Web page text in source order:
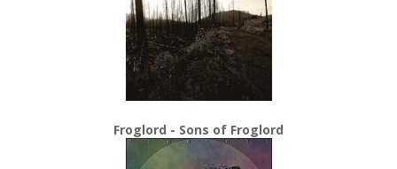
Froglord - Sons of Froglord